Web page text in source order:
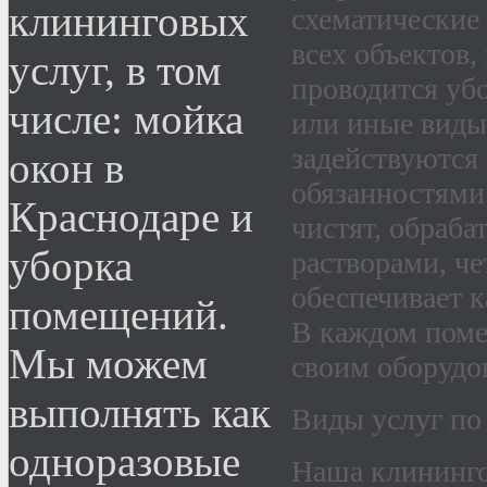
всех
проводится
или иные виды
чистят,
растворами,
обеспечивает
В каждом
своим
Виды услуг по
Наша
клининговых
услуг, в том
числе: мойка
окон в
Краснодаре и
уборка
помещений.
Мы можем
выполнять как
одноразовые